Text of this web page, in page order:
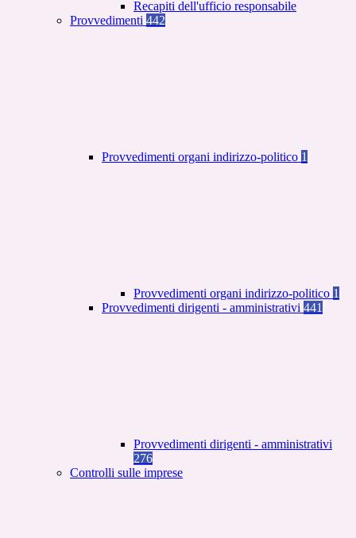
Recapiti dell'ufficio responsabile
Provvedimenti 442
Provvedimenti organi indirizzo-politico 1
Provvedimenti organi indirizzo-politico 1
Provvedimenti dirigenti - amministrativi 441
Provvedimenti dirigenti - amministrativi
276
Controlli sulle imprese